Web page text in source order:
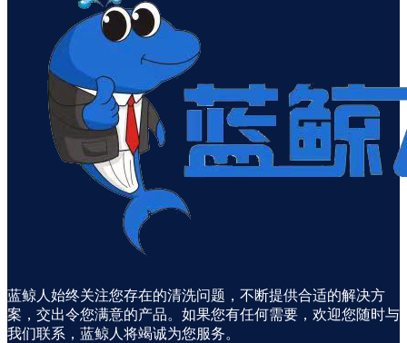
蓝鲸人始终关注您存在的清洗问题，不断提供合适的解决方
案，交出令您满意的产品。如果您有任何需要，欢迎您随时与
我们联系，蓝鲸人将竭诚为您服务。